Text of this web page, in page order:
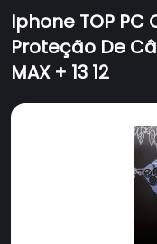
Iphone TOP
Proteção De
MAX + 13 12